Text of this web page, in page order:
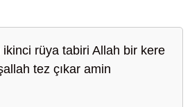
rüya tabiri Allah bir kere
tez çıkar amin